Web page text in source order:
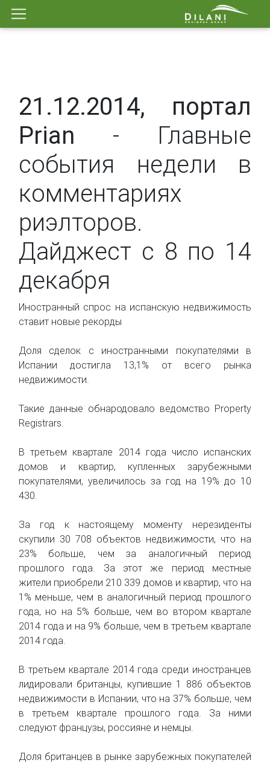
21.12.2014, портал
Prian - Главные
события недели в
комментариях
риэлторов.
Дайджест c 8 по 14
декабря
Иностранный спрос на испанскую недвижимость
ставит новые рекорды
Доля сделок с иностранными покупателями в
Испании достигла 13,1% от всего рынка
недвижимости.
Такие данные обнародовало ведомство Property
Registrars.
В третьем квартале 2014 года число испанских
домов и квартир, купленных зарубежными
покупателями, увеличилось за год на 19% до 10
430.
За год к настоящему моменту нерезиденты
скупили 30 708 объектов недвижимости, что на
23% больше, чем за аналогичный период
прошлого года. За этот же период местные
жители приобрели 210 339 домов и квартир, что на
1% меньше, чем в аналогичный период прошлого
года, но на 5% больше, чем во втором квартале
2014 года и на 9% больше, чем в третьем квартале
2014 года.
В третьем квартале 2014 года среди иностранцев
лидировали британцы, купившие 1 886 объектов
недвижимости в Испании, что на 37% больше, чем
в третьем квартале прошлого года. За ними
следуют французы, россияне и немцы.
Доля британцев в рынке зарубежных покупателей